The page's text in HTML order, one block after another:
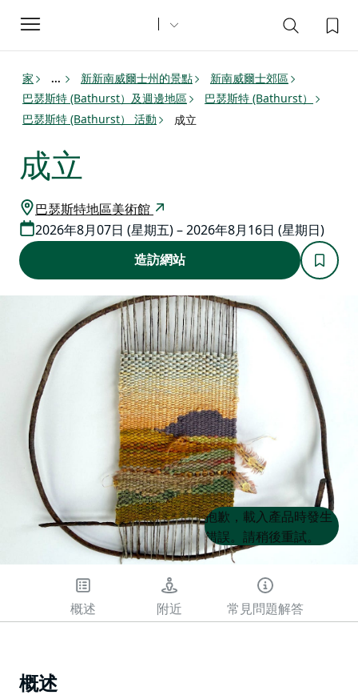
Toggle
navigation
家 ... 新新南威爾士州的景點
新南威爾士郊區
巴瑟斯特 (Bathurst）及週邊地區
巴瑟斯特 (Bathurst）
巴瑟斯特 (Bathurst） 活動
成立
成立
巴瑟斯特地區美術館
2026年8月07日 (星期五) – 2026年8月16日 (星期日)
造訪網站
Product
List
Product
List
抱歉，載入產品時發生
錯誤。請稍後重試。
概述 附近 常見問題解答
概述